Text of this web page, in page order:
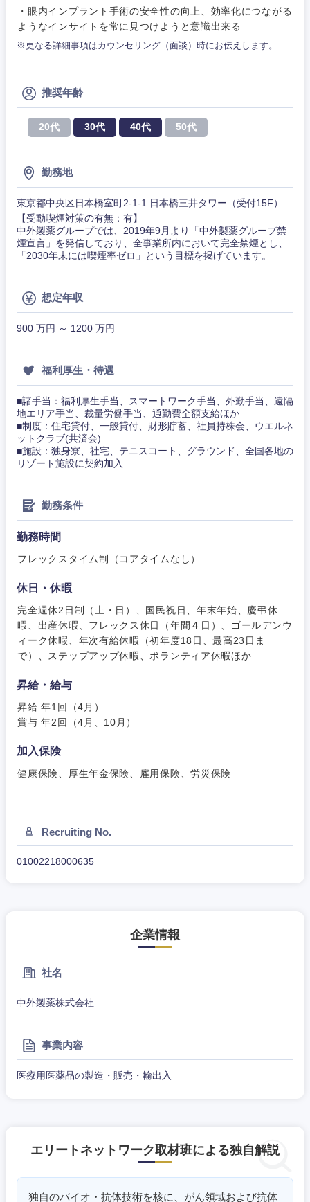
・眼内インプラント手術の安全性の向上、効率化につながる
ようなインサイトを常に見つけようと意識出来る
※更なる詳細事項はカウンセリング（面談）時にお伝えします。
推奨年齢
20代 30代 40代 50代
勤務地
東京都中央区日本橋室町2-1-1 日本橋三井タワー（受付15F）
【受動喫煙対策の有無：有】
中外製薬グループでは、2019年9月より「中外製薬グループ禁
煙宣言」を発信しており、全事業所内において完全禁煙とし、
「2030年末には喫煙率ゼロ」という目標を掲げています。
想定年収
900 万円 ～ 1200 万円
福利厚生・待遇
■諸手当：福利厚生手当、スマートワーク手当、外勤手当、遠隔
地エリア手当、裁量労働手当、通勤費全額支給ほか
■制度：住宅貸付、一般貸付、財形貯蓄、社員持株会、ウエルネ
ットクラブ(共済会)
■施設：独身寮、社宅、テニスコート、グラウンド、全国各地の
リゾート施設に契約加入
勤務条件
勤務時間
フレックスタイム制（コアタイムなし）
休日・休暇
完全週休2日制（土・日）、国民祝日、年末年始、慶弔休
暇、出産休暇、フレックス休日（年間４日）、ゴールデンウ
ィーク休暇、年次有給休暇（初年度18日、最高23日ま
で）、ステップアップ休暇、ボランティア休暇ほか
昇給・給与
昇給 年1回（4月）
賞与 年2回（4月、10月）
加入保険
健康保険、厚生年金保険、雇用保険、労災保険
Recruiting No.
01002218000635
企業情報
社名
中外製薬株式会社
事業内容
医療用医薬品の製造・販売・輸出入
エリートネットワーク取材班による独自解説
独自のバイオ・抗体技術を核に、がん領域および抗体
技術職
（モノづ
くり）
職
メディカ
不動産専
門職
建設・施
工管理
建設・施工管理
事務職広告・宣伝・印刷
マスメディア
エンターテイメント
法律・特許事務所・監査法人
人材・アウトソーシング
サービス
その他
群馬県 埼玉県
神奈川県
甲信越・北陸
新潟県 富山県
石川県
山梨県
岐阜県 静岡県